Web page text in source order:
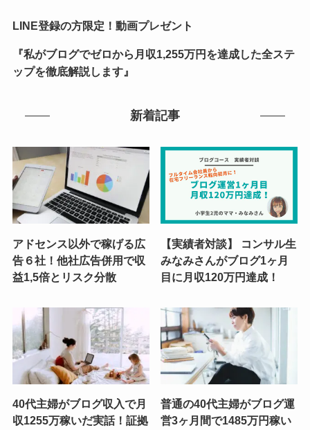
LINE登録の方限定！動画プレゼント
『私がブログでゼロから月収1,255万円を達成した全ステ
ップを徹底解説します』
新着記事
アドセンス以外で稼げる広
告６社！他社広告併用で収
益1,5倍とリスク分散
【実績者対談】 コンサル生
みなみさんがブログ1ヶ月
目に月収120万円達成！
40代主婦がブログ収入で月
収1255万稼いだ実話！証拠
普通の40代主婦がブログ運
営3ヶ月間で1485万円稼い